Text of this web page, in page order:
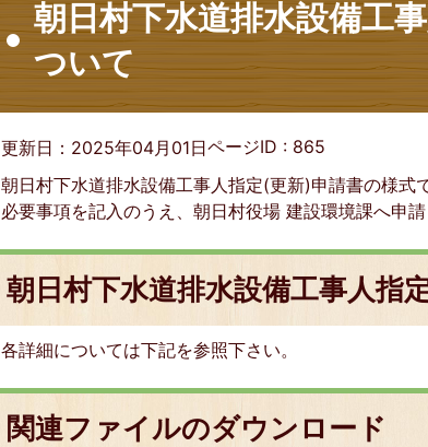
朝日村下水道排水設備工
ついて
更新日：2025年04月01日ページID : 865
朝日村下水道排水設備工事人指定(更新)申請書の様式で
必要事項を記入のうえ、朝日村役場 建設環境課へ申請
朝日村下水道排水設備工事人指
各詳細については下記を参照下さい。
関連ファイルのダウンロード